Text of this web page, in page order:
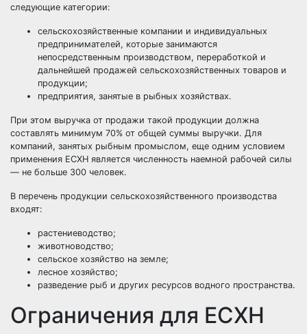
следующие категории:
сельскохозяйственные компании и индивидуальных
предпринимателей, которые занимаются
непосредственным производством, переработкой и
дальнейшей продажей сельскохозяйственных товаров и
продукции;
предприятия, занятые в рыбных хозяйствах.
При этом выручка от продажи такой продукции должна
составлять минимум 70% от общей суммы выручки. Для
компаний, занятых рыбным промыслом, еще одним условием
применения ЕСХН является численность наемной рабочей силы
— не больше 300 человек.
В перечень продукции сельскохозяйственного производства
входят:
растениеводство;
животноводство;
сельское хозяйство на земле;
лесное хозяйство;
разведение рыб и других ресурсов водного пространства.
Ограничения для ЕСХН